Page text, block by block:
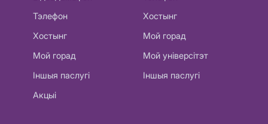
Тэлефон
Хостынг
Мой горад
Іншыя паслугі
Акцыі
Хостынг
Мой горад
Мой універсітэт
Іншыя паслугі